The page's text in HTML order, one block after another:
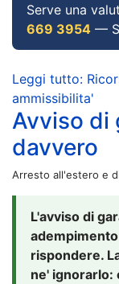
Serve una
669 3954 —
Leggi tutto:
ammissibilita'
Avviso di
davvero
Arresto all'estero e
L'avviso di
rispondere.
ne' ignorarlo: